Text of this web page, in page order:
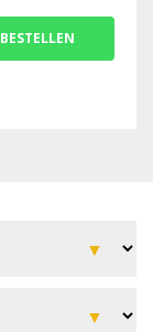
BESTELLEN